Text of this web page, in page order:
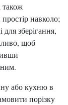
також
навколо;
зберігання,
щоб
або кухню в
порізку